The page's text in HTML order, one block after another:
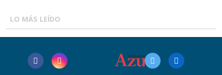
LO MÁS LEÍDO